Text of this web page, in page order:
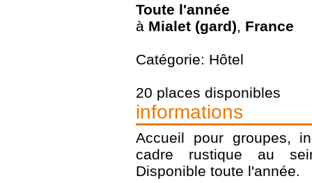
Toute l'année
à Mialet (gard), France
Catégorie: Hôtel
20 places disponibles
informations
Accueil pour groupes,
cadre rustique au
Disponible toute l'année.